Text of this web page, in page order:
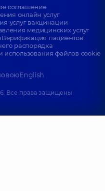
соглашение
онлайн услуг
услуг вакцинации
медицинских услуг
Верификация пациентов
распорядка
использования файлов cookie
English
Все права защищены